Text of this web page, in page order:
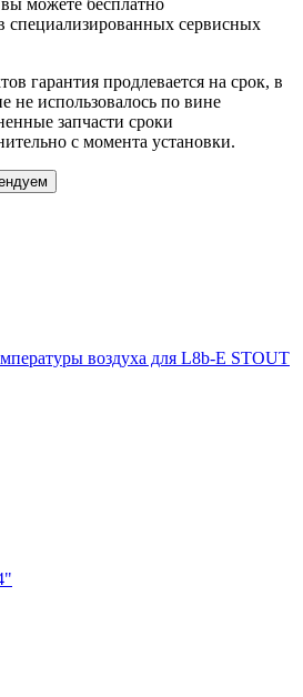
специализированных сервисных
гарантия продлевается на срок, в
не использовалось по вине
запчасти сроки
с момента установки.
воздуха для L8b-E STOUT